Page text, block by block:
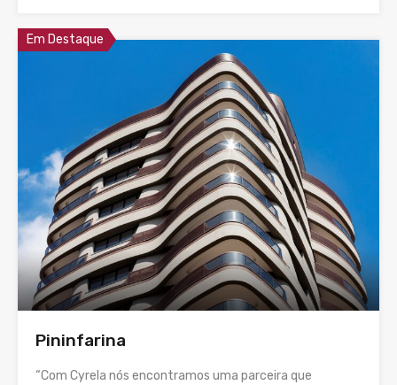
Em Destaque
Pininfarina
“Com Cyrela nós encontramos uma parceira que